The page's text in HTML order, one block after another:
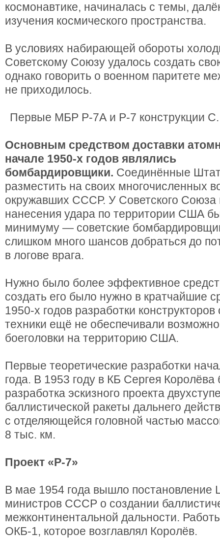
космонавтике, начиналась с темы,
изучения космического пространства.
В условиях набирающей обороты
Советскому Союзу удалось создать
однако говорить о военном паритете
не приходилось.
Первые МБР Р-7А и Р-7 конструкции
Основным средством доставки
начале 1950-х годов являлись
бомбардировщики. Соединённые
разместить на своих многочисленных
окружавших СССР. У Советского Союза
нанесения удара по территории США
минимуму — советские
слишком много шансов добраться до
в логове врага.
Нужно было более эффективное
создать его было нужно в кратчайшие
1950-х годов разработки конструкторов
техники ещё не обеспечивали
боеголовки на территорию США.
Первые теоретические разработки
года. В 1953 году в КБ Сергея
разработка эскизного проекта
баллистической ракеты дальнего
с отделяющейся головной частью
8 тыс. км.
Проект «Р-7»
В мае 1954 года вышло
министров СССР о создании
межконтинентальной дальности.
ОКБ-1, которое возглавлял Королёв.